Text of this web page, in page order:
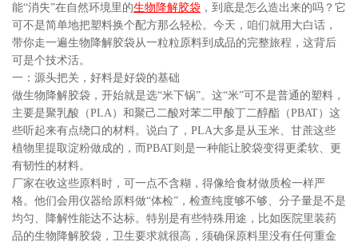
能“消失”在自然环境里的生物降解胶袋 ，到底是怎么造出来的吗？它
可不是简单地把塑料换个配方那么轻松。今天，咱们就用大白话，
带你走一遍生物降解胶袋从一粒粒原料到成品的完整旅程，这背后
可是个技术活。
一：源头把关，好料是好袋的基础
做生物降解胶袋，开始就是选“米下锅”。这“米”可不是普通的塑料，
主要是聚乳酸（PLA）和聚己二酸对苯二甲酸丁二醇酯（PBAT）这
些听起来有点绕口的材料。说白了，PLA大多是从玉米、甘蔗这些
植物里提取淀粉做成的，而PBAT则是一种能让胶袋变得更柔软、更
有韧性的材料。
厂家在收这些原料时，可一点不含糊，得像给食材做质检一样严
格。他们会用仪器给原料做“体检”，检查纯度够不够、分子量是不是
均匀、降解性能达不达标。特别是有些特殊用途，比如医院里装药
品的生物降解胶袋，卫生要求就很高，须确保原料里没有任何重金